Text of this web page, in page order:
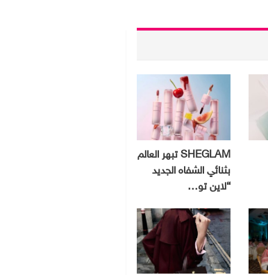
SHEGLAM تبهر العالم
بثنائي الشفاه الجديد
“لاين تو…